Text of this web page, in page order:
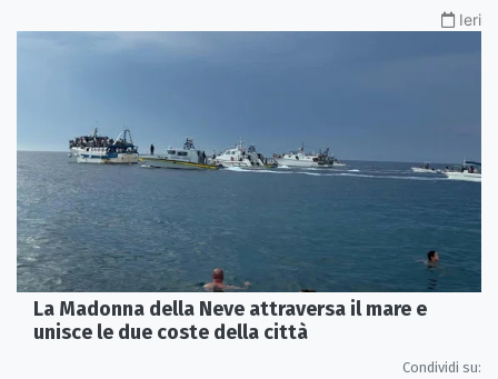
Ieri
La Madonna della Neve attraversa il mare e
unisce le due coste della città
Condividi su: